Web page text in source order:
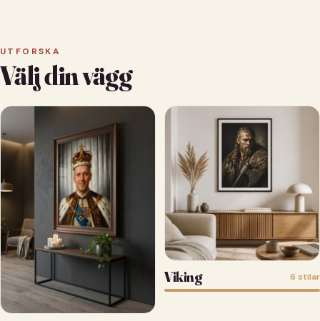
UTFORSKA
Välj din vägg
Viking 6 stilar